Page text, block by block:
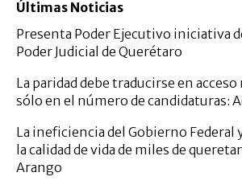
Últimas Noticias
Presenta Poder Ejecutivo iniciativa
Poder Judicial de Querétaro
La paridad debe traducirse en
sólo en el número de candidaturas:
La ineficiencia del Gobierno Federal
la calidad de vida de miles de
Arango